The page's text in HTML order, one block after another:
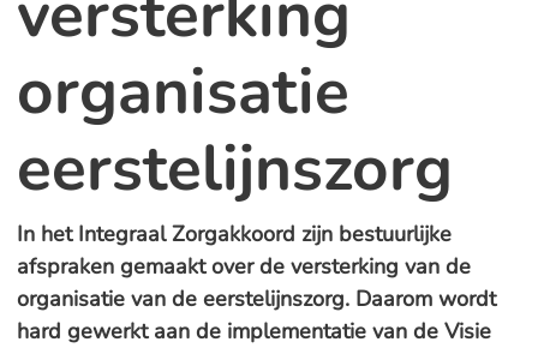
organisatie
eerstelijnszorg
In het Integraal Zorgakkoord zijn bestuurlijke
afspraken gemaakt over de versterking van de
organisatie van de eerstelijnszorg. Daarom wordt
hard gewerkt aan de implementatie van de Visie